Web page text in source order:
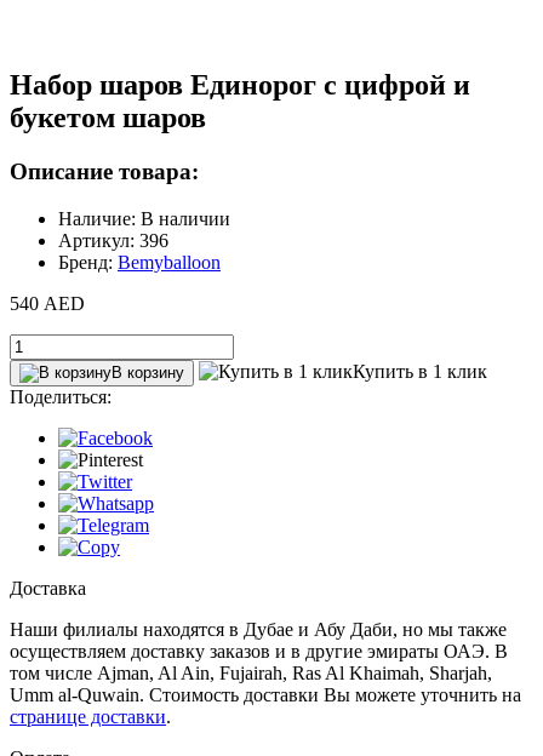
Набор шаров Единорог с цифрой и
букетом шаров
Описание товара:
Наличие: В наличии
Артикул: 396
Бренд: Bemyballoon
540 AED
В корзину
Купить в 1 клик
Поделиться:
Доставка
Наши филиалы находятся в Дубае и Абу Даби, но мы также
осуществляем доставку заказов и в другие эмираты ОАЭ. В
том числе Ajman, Al Ain‎, Fujairah, Ras Al Khaimah, Sharjah,
Umm al-Quwain. Стоимость доставки Вы можете уточнить на
странице доставки.